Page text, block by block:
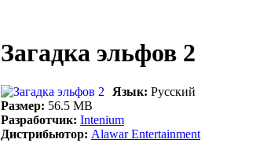
Загадка эльфов 2
Язык: Русский
Размер: 56.5 MB
Разработчик: Intenium
Дистрибьютор: Alawar Entertainment